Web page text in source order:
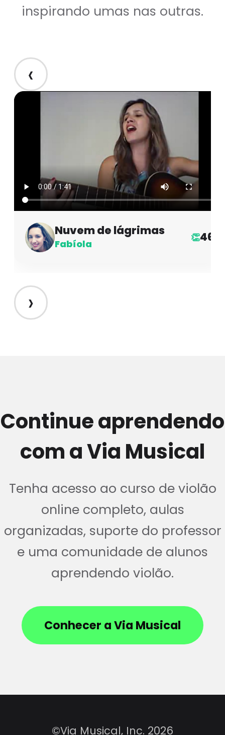
inspirando umas nas outras.
‹
Nuvem de lágrimas
Fabíola
👏46
›
Continue aprendendo
com a Via Musical
Tenha acesso ao curso de violão
online completo, aulas
organizadas, suporte do professor
e uma comunidade de alunos
aprendendo violão.
Conhecer a Via Musical
©Via Musical, Inc. 2026